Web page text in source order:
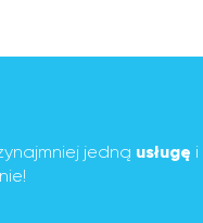
jedną usługę i